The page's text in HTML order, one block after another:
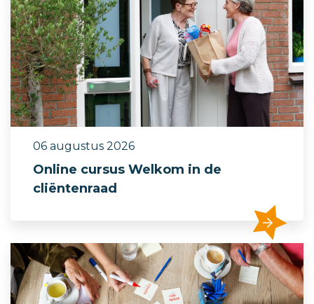
06 augustus 2026
Online cursus Welkom in de
cliënten­raad